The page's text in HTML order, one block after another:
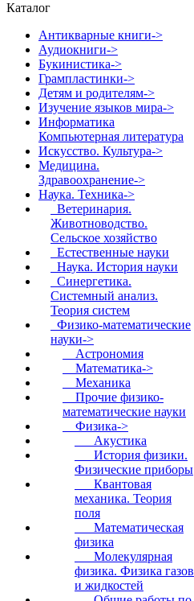
Каталог
Антикварные книги->
Аудиокниги->
Букинистика->
Грампластинки->
Детям и родителям->
Изучение языков мира->
Информатика
Компьютерная литература
Искусство. Культура->
Медицина.
Здравоохранение->
Наука. Техника->
Ветеринария.
Животноводство.
Сельское хозяйство
Естественные науки
Наука. История науки
Синергетика.
Системный анализ.
Теория систем
Физико-математические
науки->
Астрономия
Математика->
Механика
Прочие физико-
математические науки
Физика->
Акустика
История физики.
Физические приборы
Квантовая
механика. Теория
поля
Математическая
физика
Молекулярная
физика. Физика газов
и жидкостей